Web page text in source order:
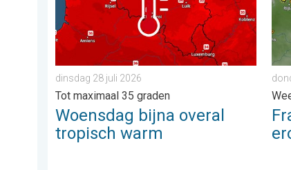
dinsdag 28 juli 2026
Tot maximaal 35 graden
Woensdag bijna overal
tropisch warm